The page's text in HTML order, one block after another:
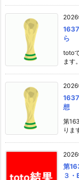
2026
ら
toto
ます
2026
想
第
りま
2026
第
３